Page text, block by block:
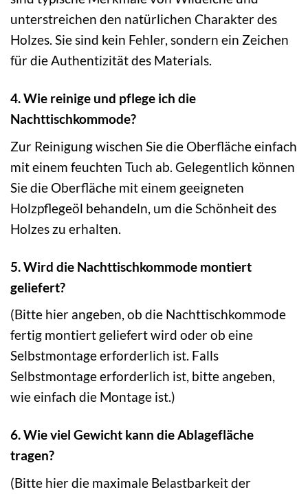
unterstreichen den natürlichen Charakter des
Holzes. Sie sind kein Fehler, sondern ein Zeichen
für die Authentizität des Materials.
4. Wie reinige und pflege ich die
Nachttischkommode?
Zur Reinigung wischen Sie die Oberfläche einfach
mit einem feuchten Tuch ab. Gelegentlich können
Sie die Oberfläche mit einem geeigneten
Holzpflegeöl behandeln, um die Schönheit des
Holzes zu erhalten.
5. Wird die Nachttischkommode montiert
geliefert?
(Bitte hier angeben, ob die Nachttischkommode
fertig montiert geliefert wird oder ob eine
Selbstmontage erforderlich ist. Falls
Selbstmontage erforderlich ist, bitte angeben,
wie einfach die Montage ist.)
6. Wie viel Gewicht kann die Ablagefläche
tragen?
(Bitte hier die maximale Belastbarkeit der